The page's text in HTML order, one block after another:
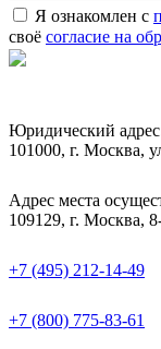
Я ознакомлен с
своё согласие на
Юридический
101000, г. Москва,
Адрес места
109129, г. Москва,
+7 (495) 212-14-49
+7 (800) 775-83-61